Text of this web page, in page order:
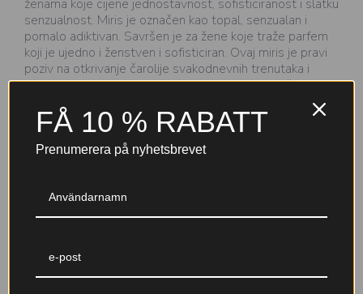
ženama koje cijene jednostavnost, sofisticiranost i slatku
senzualnost. Miris je označen kao topal, senzualan i
pomalo adiktivan. Savršen je za žene koje traže parfem
koji je ujedno i ženstven i sofisticiran. Ovaj miris je pravi
poziv na otkrivanje čarolije svakodnevnih trenutaka i
unapređenje svog stila kroz neodoljiv mirisni doživljaj.
Varför välja Nicole-parfymer?
Till 30 %
parfymkoncentration (EDP+)
FÅ 10 % RABATT
Prenumerera på nyhetsbrevet